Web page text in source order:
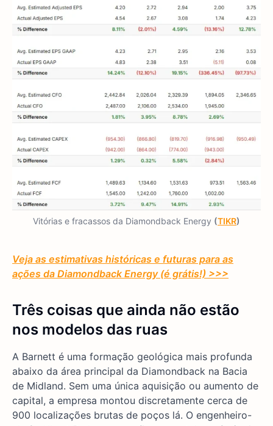
Vitórias e fracassos da Diamondback Energy (TIKR)
Veja as estimativas históricas e futuras para as
ações da Diamondback Energy (é grátis!) >>>
Três coisas que ainda não estão
nos modelos das ruas
A Barnett é uma formação geológica mais profunda
abaixo da área principal da Diamondback na Bacia
de Midland. Sem uma única aquisição ou aumento de
capital, a empresa montou discretamente cerca de
900 localizações brutas de poços lá. O engenheiro-